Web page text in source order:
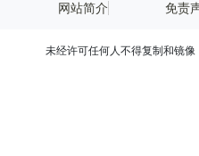
网站简介 免责
未经许可任何人不得复制和镜